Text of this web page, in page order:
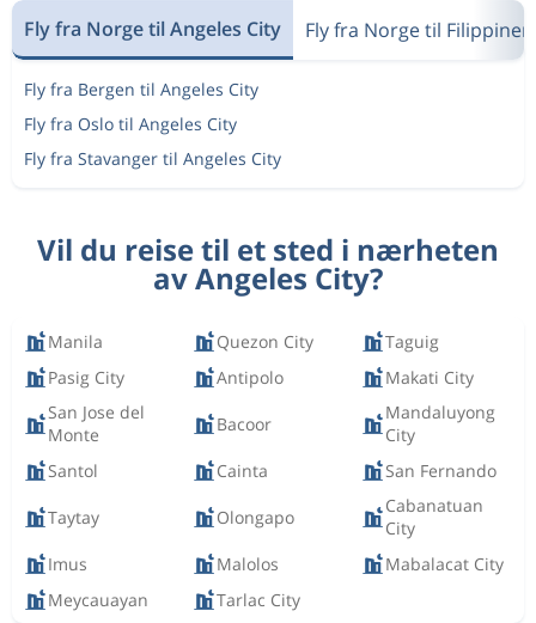
Fly fra Norge til Angeles City Fly fra Norge til
Fly fra Bergen til Angeles City
Fly fra Oslo til Angeles City
Fly fra Stavanger til Angeles City
Vil du reise til et sted i nærheten
av Angeles City?
Manila Quezon City
Taguig
Pasig City
Antipolo
Makati City
San Jose del
Monte
Bacoor
Mandaluyong
City
Santol
Cainta San Fernando
Taytay Olongapo
Cabanatuan
City
Imus
Malolos
Mabalacat City
Meycauayan
Tarlac City